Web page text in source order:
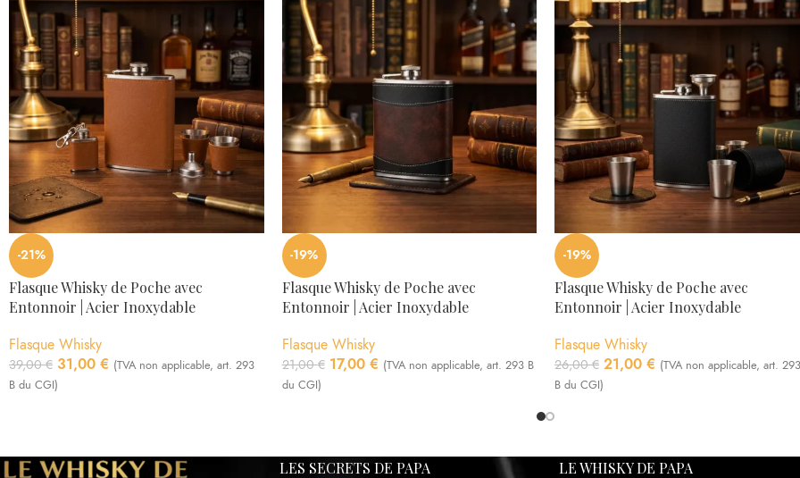
-21%
Flasque Whisky de Poche avec
Entonnoir | Acier Inoxydable
Flasque Whisky
39,00€ 31,00 € (TVA non applicable, art. 293
B du CGI)
-19%
Flasque Whisky de Poche avec
Entonnoir | Acier Inoxydable
Flasque Whisky
21,00€ 17,00 € (TVA non applicable, art. 293 B
du CGI)
-19%
Flasque Whisky de Poche avec
Entonnoir | Acier Inoxydable
Flasque Whisky
26,00€ 21,00 € (TVA non applicable, art. 293
B du CGI)
LES SECRETS DE PAPA
LE WHISKY DE PAPA